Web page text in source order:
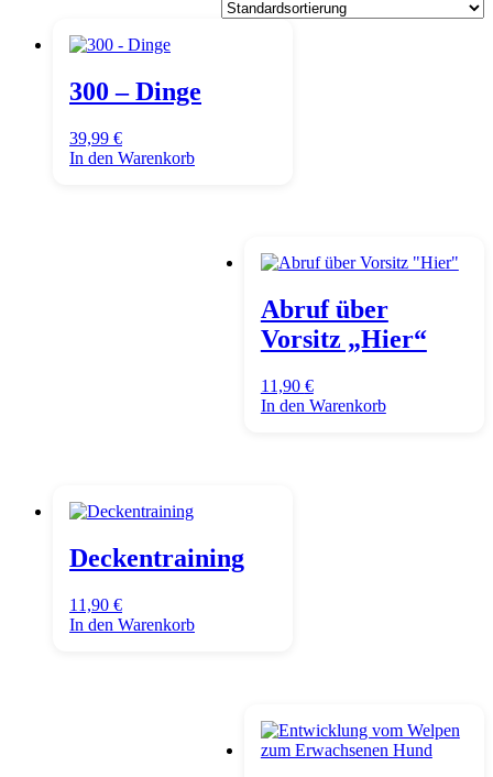
300 – Dinge
39,99 €
In den Warenkorb
Abruf über
Vorsitz „Hier“
11,90 €
In den Warenkorb
Deckentraining
11,90 €
In den Warenkorb